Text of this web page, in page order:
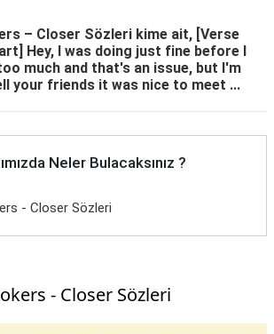
– Closer Sözleri kime ait, [Verse
Hey, I was doing just fine before I
much and that's an issue, but I'm
your friends it was nice to meet ...
Neler Bulacaksınız ?
- Closer Sözleri
- Closer Sözleri